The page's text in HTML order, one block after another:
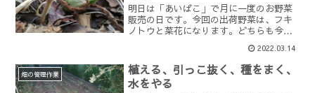
明日は「あいばこ」で月に一度のお野菜
販売の日です。今回の出荷野菜は、フキ
ノトウと菜花になります。どちらも今日
の暖かさで畑にたくさん出現してきまし
た。フキノトウやタラの芽など、いわゆ
る山菜は菜園場の出荷商品の中でも人気
の野菜です。畑の落ち葉た...
2022.03.14
畑の管理作業
植える、引っこ抜く、種をまく、
水をやる